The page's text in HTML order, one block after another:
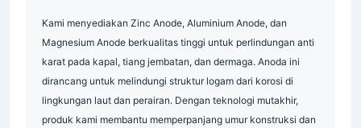
Grating Galvanis
Supplier Grating Galvanis Indonesia
Industri
Indonesia
Industrial Indonesia
Industrial Indonesia
Plat Industri
Kami menyediakan Zinc Anode, Aluminium Anode, dan
Magnesium Anode berkualitas tinggi untuk perlindungan anti
karat pada kapal, tiang jembatan, dan dermaga. Anoda ini
dirancang untuk melindungi struktur logam dari korosi di
lingkungan laut dan perairan. Dengan teknologi mutakhir,
produk kami membantu memperpanjang umur konstruksi dan